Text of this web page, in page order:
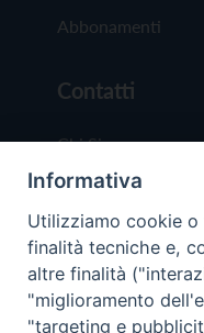
Abbonamenti
Contatti
Chi Siamo
Redazione
Scrivici
Informativa
Utilizziamo cookie
finalità tecniche e,
altre finalità
"miglioramento
"targeting e